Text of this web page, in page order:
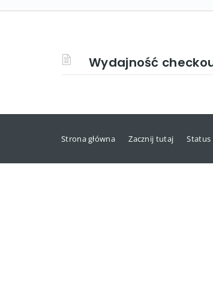
Wydajność
Strona główna Zacznij tutaj Status